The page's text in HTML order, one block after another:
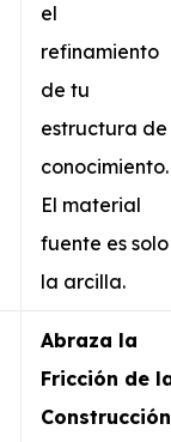
el
refinamiento
de tu
estructura de
conocimiento.
El material
fuente es solo
la arcilla.
Abraza la
Fricción de